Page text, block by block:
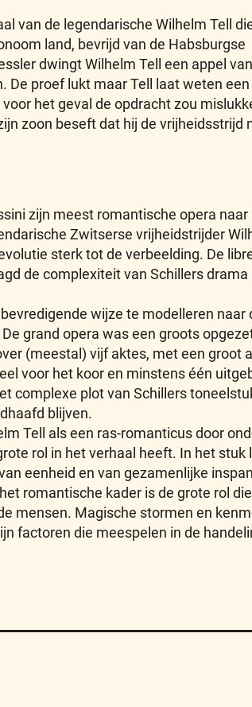
van de legendarische Wilhelm Tell
land, bevrijd van de Habsburgse
dwingt Wilhelm Tell een appel
De proef lukt maar Tell laat weten een
het geval de opdracht zou
zoon beseft dat hij de vrijheidsstrijd
zijn meest romantische opera naar
Zwitserse vrijheidstrijder
sterk tot de verbeelding. De
de complexiteit van Schillers drama
wijze te modelleren naar
grand opera was een groots
(meestal) vijf aktes, met een groot
voor het koor en minstens één
complexe plot van Schillers
blijven.
Tell als een ras-romanticus door
rol in het verhaal heeft. In het stuk
eenheid en van gezamenlijke
romantische kader is de grote rol
mensen. Magische stormen en
factoren die meespelen in de